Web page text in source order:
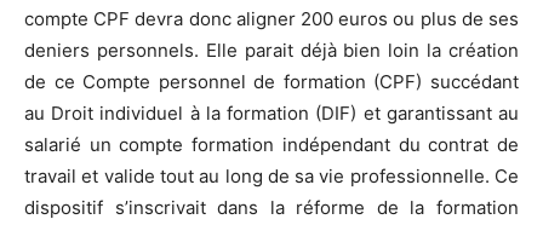
compte CPF devra donc aligner 200 euros ou plus de ses
deniers personnels. Elle parait déjà bien loin la création
de ce Compte personnel de formation (CPF) succédant
au Droit individuel à la formation (DIF) et garantissant au
salarié un compte formation indépendant du contrat de
travail et valide tout au long de sa vie professionnelle. Ce
dispositif s’inscrivait dans la réforme de la formation